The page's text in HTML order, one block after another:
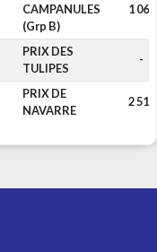
CAMPANULES
(Grp B)
1 067
PRIX DES
TULIPES
-
PRIX DE
NAVARRE
2 515